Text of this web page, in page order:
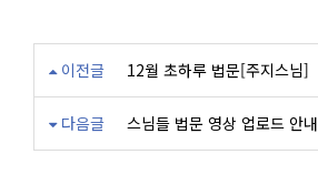
이전글 12월 초하루 법문[주지스님]
다음글 스님들 법문 영상 업로드 안내